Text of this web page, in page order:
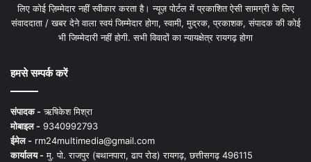
लिए कोई ज़िम्मेदार नहीं स्वीकार करता है। न्यूज़ पोर्टल में प्रकाशित ऐसी सामग्री के लिए
संवाददाता / खबर देने वाला स्वयं जिम्मेदार होगा, स्वामी, मुद्रक, प्रकाशक, संपादक की कोई
भी जिम्मेदारी नहीं होगी. सभी विवादों का न्यायक्षेत्र रायगढ़ होगा
हमसे सम्पर्क करें
संपादक -ऋषिकेश मिश्रा
मोबाइल - 9340992793
ईमेल - rm24multimedia@gmail.com
कार्यालय -मु. पो. राजपुर (बथानपारा, ढाप रोड) रायगढ़, छत्तीसगढ़ 496115